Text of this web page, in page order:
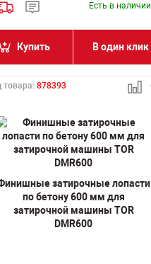
Есть в наличии
Купить В один клик
товара: 878393
затирочные лопасти
по бетону 600 мм для
затирочной машины TOR
DMR600